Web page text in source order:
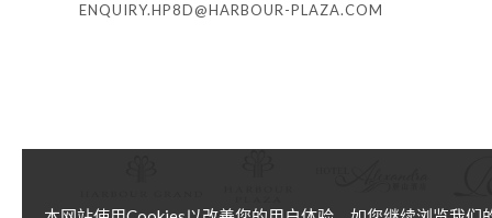
ENQUIRY.HP8D@HARBOUR-PLAZA.COM